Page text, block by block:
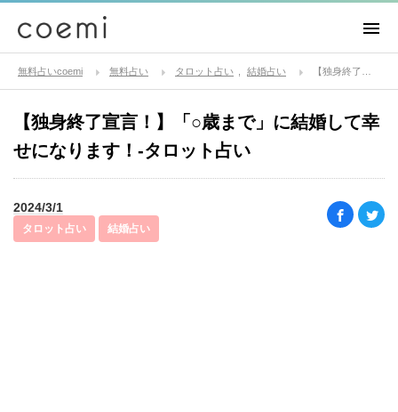
無料占いcoemi 無料占い タロット占い 結婚占い
【独身終了宣言！】「○歳まで」に結婚して幸
せになります！-タロット占い
2024/3/1
タロット占い 結婚占い